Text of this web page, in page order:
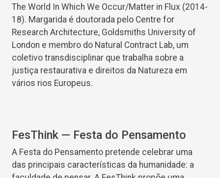
The World In Which We Occur/Matter in Flux (2014-
18). Margarida é doutorada pelo Centre for
Research Architecture, Goldsmiths University of
London e membro do Natural Contract Lab, um
coletivo transdisciplinar que trabalha sobre a
justiça restaurativa e direitos da Natureza em
vários rios Europeus.
FesThink — Festa do Pensamento
A Festa do Pensamento pretende celebrar uma
das principais características da humanidade: a